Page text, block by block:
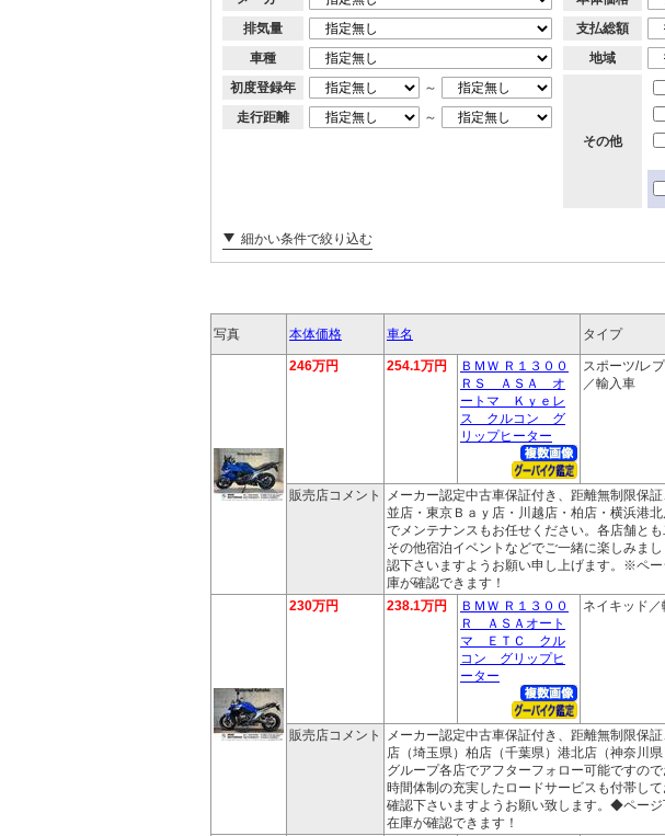
排気量
車種
初度登録年
～
走行距離
～
支払総額
地域
その他
細かい条件で絞り込む
写真 本体価格 車名 タイプ
246万円 254.1万円
ＢＭＷ Ｒ１３００
ＲＳ ＡＳＡ オ
ートマ Ｋｙｅレ
ス クルコン グ
リップヒーター
スポーツ/レ
／輸入車
販売店コメント
メーカー認定中古車保証付き、距離無制限保
並店・東京Ｂａｙ店・川越店・柏店・横浜港
でメンテナンスもお任せください。各店舗と
その他宿泊イベントなどでご一緒に楽しみま
認下さいますようお願い申し上げます。※ペ
庫が確認できます！
230万円
238.1万円
ＢＭＷ Ｒ１３００
Ｒ ＡＳＡオート
マ ＥＴＣ クル
コン グリップヒ
ーター
ネイキッド
販売店コメント
メーカー認定中古車保証付き、距離無制限保
店（埼玉県）柏店（千葉県）港北店（神奈川
グループ各店でアフターフォロー可能ですの
時間体制の充実したロードサービスも付帯し
確認下さいますようお願い致します。◆ペー
在庫が確認できます！